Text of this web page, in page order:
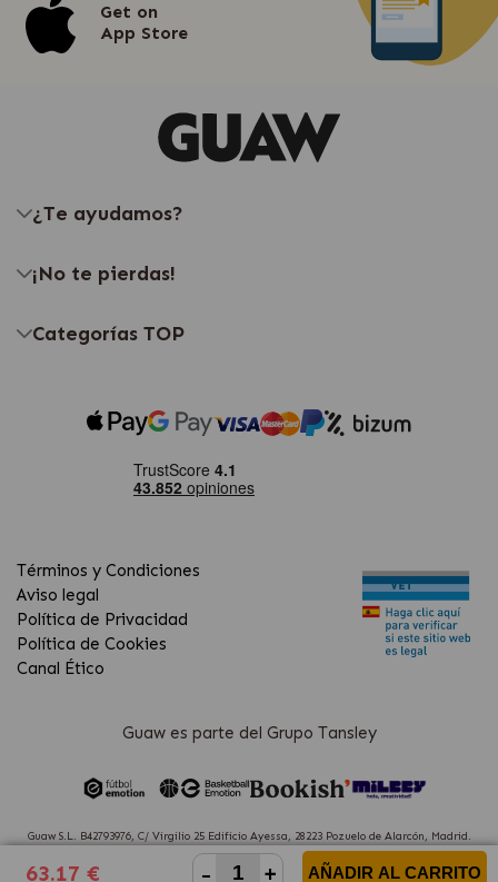
63.17 € - + AÑADIR AL CARRITO
Get on
App Store
¿Te ayudamos?
¡No te pierdas!
Categorías TOP
Términos y Condiciones
Aviso legal
Política de Privacidad
Política de Cookies
Canal Ético
Guaw es parte del Grupo Tansley
Guaw S.L. B42793976, C/ Virgilio 25 Edificio Ayessa, 28223 Pozuelo de Alarcón, Madrid.
(Spain)